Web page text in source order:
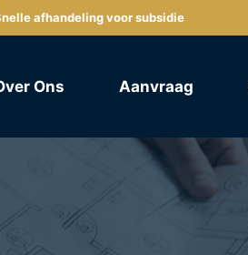
afhandeling voor subsidie
Ons Aanvraag